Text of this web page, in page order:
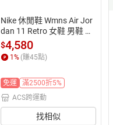
Nike 休閒鞋 Wmns Air Jor
dan 11 Retro 女鞋 男鞋 珍
珠白 Pearl  AR0715-110
$4,580
1% (賺45點)
免運
滿2500折5%
ACS跨運動
找相似